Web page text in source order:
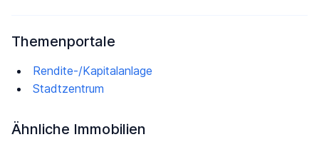
Themenportale
Rendite-/Kapitalanlage
Stadtzentrum
Ähnliche Immobilien